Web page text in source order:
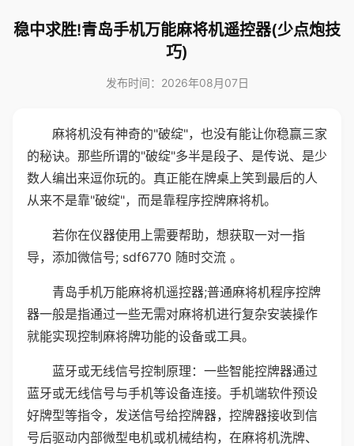
稳中求胜!青岛手机万能麻将机遥控器(少点炮技
巧)
发布时间：2026年08月07日
麻将机没有神奇的"破绽"，也没有能让你稳赢三家
的秘诀。那些所谓的"破绽"多半是段子、是传说、是少
数人编出来逗你玩的。真正能在牌桌上笑到最后的人
从来不是靠"破绽"，而是靠程序控牌麻将机。
若你在仪器使用上需要帮助，想获取一对一指
导，添加微信号; sdf6770 随时交流 。
青岛手机万能麻将机遥控器;普通麻将机程序控牌
器一般是指通过一些无需对麻将机进行复杂安装操作
就能实现控制麻将牌功能的设备或工具。
蓝牙或无线信号控制原理：一些智能控牌器通过
蓝牙或无线信号与手机等设备连接。手机端软件预设
好牌型等指令，发送信号给控牌器，控牌器接收到信
号后驱动内部微型电机或机械结构，在麻将机洗牌、